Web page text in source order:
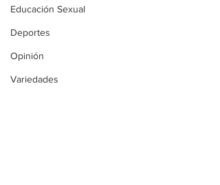
Educación Sexual
Deportes
Opinión
Variedades